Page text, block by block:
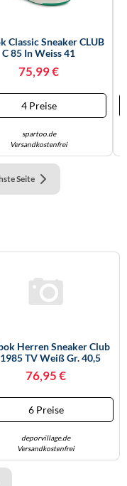
Classic Sneaker CLUB
C 85 In Weiss 41
75,99 €
4 Preise
spartoo.de
Versandkostenfrei
Seite
Herren Sneaker Club
TV Weiß Gr. 40,5
76,95 €
6 Preise
deporvillage.de
Versandkostenfrei